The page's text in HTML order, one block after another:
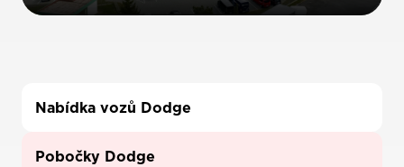
Nabídka vozů Dodge
Pobočky Dodge